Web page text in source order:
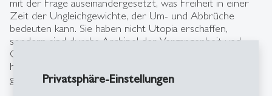
Privatsphäre-Einstellungen
Zeit der Ungleichgewichte, der Um- und Abbrüche
bedeuten kann. Sie haben nicht Utopia erschaffen,
sondern sind durchs Archipel der Vergangenheit und
Gegenwart gesteuert, um Denkanstösse – und damit
hoffentlich Lösungswege – für eine nahe Zukunft zu
geben.